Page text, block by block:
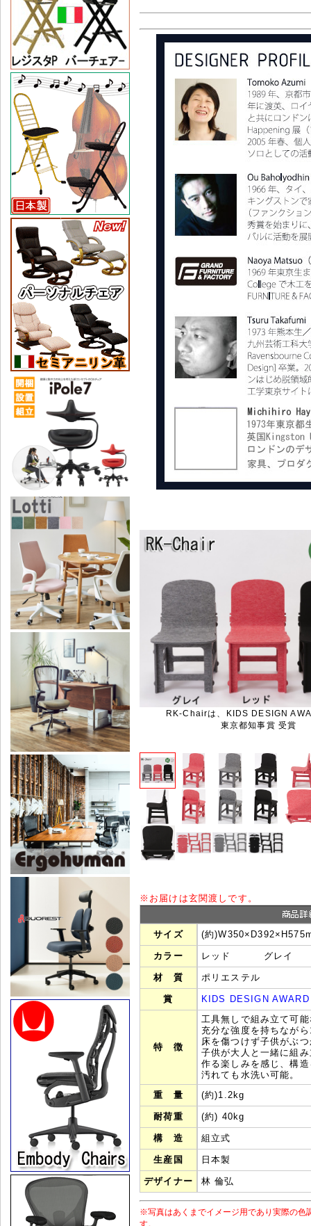
RK-Chairは、KIDS DESIGN
東京都知事賞 受賞
※ お届けは玄関渡しです。
サイズ (約
カラー レッド グレイ
材 質 ポリエステル
賞 KIDS DESIGN
特 徴
工具無しで組み立て可
充分な強度を持ちなが
床を傷つけず子供がぶ
子供が大人と一緒に組
作る楽しみを感じ、構
汚れても水洗い可能。
重 量
(約)1.2kg
耐荷重 (約) 40kg
構 造 組立式
生産国 日本製
デザイナー 林 倫弘
※写真はあくまでイメージ用であり実際の色
す。